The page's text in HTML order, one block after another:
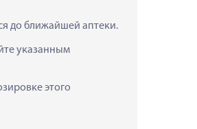
до ближайшей аптеки.
указанным
этого